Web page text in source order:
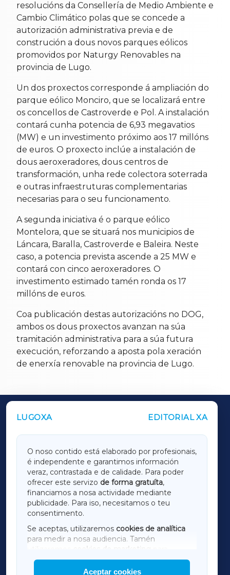
resolucións da Consellería de Medio Ambiente e
Cambio Climático polas que se concede a
autorización administrativa previa e de
construción a dous novos parques eólicos
promovidos por Naturgy Renovables na
provincia de Lugo.
Un dos proxectos corresponde á ampliación do
parque eólico Monciro, que se localizará entre
os concellos de Castroverde e Pol. A instalación
contará cunha potencia de 6,93 megavatios
(MW) e un investimento próximo aos 17 millóns
de euros. O proxecto inclúe a instalación de
dous aeroxeradores, dous centros de
transformación, unha rede colectora soterrada
e outras infraestruturas complementarias
necesarias para o seu funcionamento.
A segunda iniciativa é o parque eólico
Montelora, que se situará nos municipios de
Láncara, Baralla, Castroverde e Baleira. Neste
caso, a potencia prevista ascende a 25 MW e
contará con cinco aeroxeradores. O
investimento estimado tamén ronda os 17
millóns de euros.
Coa publicación destas autorizacións no DOG,
ambos os dous proxectos avanzan na súa
tramitación administrativa para a súa futura
execución, reforzando a aposta pola xeración
de enerxía renovable na provincia de Lugo.
LUGOXA EDITORIAL XA
O noso contido está elaborado por profesionais,
é independente e garantimos información
veraz, contrastada e de calidade. Para poder
ofrecer este servizo de forma gratuíta,
financiamos a nosa actividade mediante
publicidade. Para iso, necesitamos o teu
consentimento.
Se aceptas, utilizaremos cookies de analítica
para medir a nosa audiencia. Tamén
utilizaremos
cookies de marketing
mostrar publicidade de terceiros.
Aceptar cookies
OUTROS PERIÓDICOS
LUGOXA
TERRACHAXA
AMARIÑAXA